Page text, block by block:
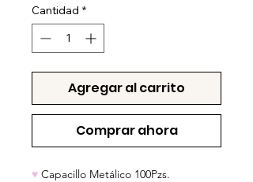
Cantidad *
Agregar al carrito
Comprar ahora
♥ Capacillo Metálico 100Pzs.